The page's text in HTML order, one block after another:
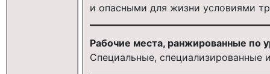
и опасными для жизни условиями
Рабочие места, ранжированные по
Специальные, специализированные